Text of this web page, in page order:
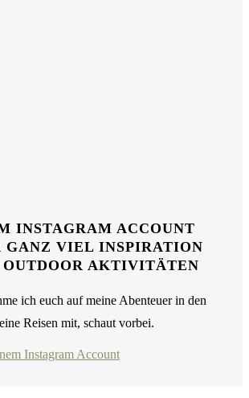
INSTAGRAM ACCOUNT
GANZ VIEL INSPIRATION
AKTIVITÄTEN
ich euch auf meine Abenteuer in den
Reisen mit, schaut vorbei.
Instagram Account